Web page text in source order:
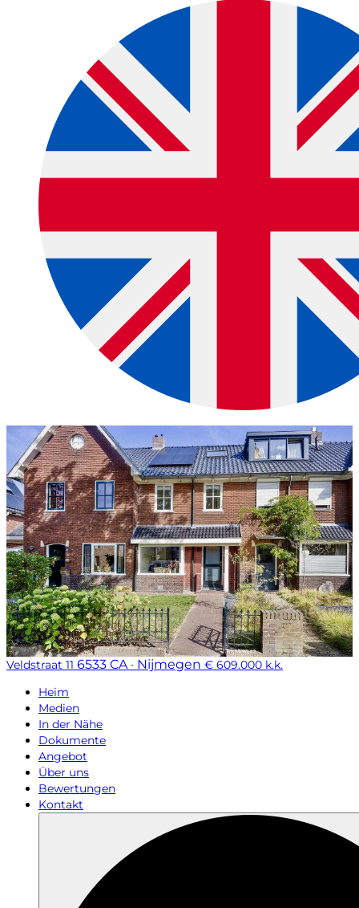
Veldstraat 11 6533 CA · Nijmegen € 609.000 k.k.
Heim
Medien
In der Nähe
Dokumente
Angebot
Über uns
Bewertungen
Kontakt